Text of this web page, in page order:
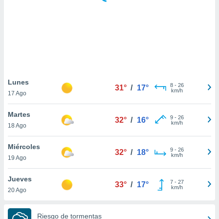
similares
como
sitio
de
traten tus
en
interés
Para
su
Lunes
17 Ago
31° / 17° 8- 26
km/h
Martes
18 Ago
32° / 16° 9- 26
km/h
Miércoles
19 Ago
32° / 18° 9- 26
km/h
Jueves
20 Ago
33° / 17° 7- 27
km/h
Riesgo de tormentas